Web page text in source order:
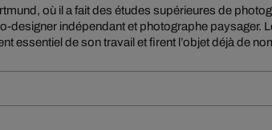
où il a fait des études supérieures de
designer indépendant et photographe paysager.
essentiel de son travail et firent l’objet déjà de
Les longs voyages entrepris dans le cadre de
Norvège, au Canada, en Grèce, en Toscane et aux